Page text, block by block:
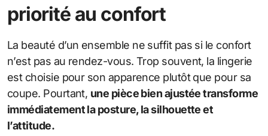
priorité au confort
La beauté d’un ensemble ne suffit pas si le confort
n’est pas au rendez-vous. Trop souvent, la lingerie
est choisie pour son apparence plutôt que pour sa
coupe. Pourtant, une pièce bien ajustée transforme
immédiatement la posture, la silhouette et
l’attitude.